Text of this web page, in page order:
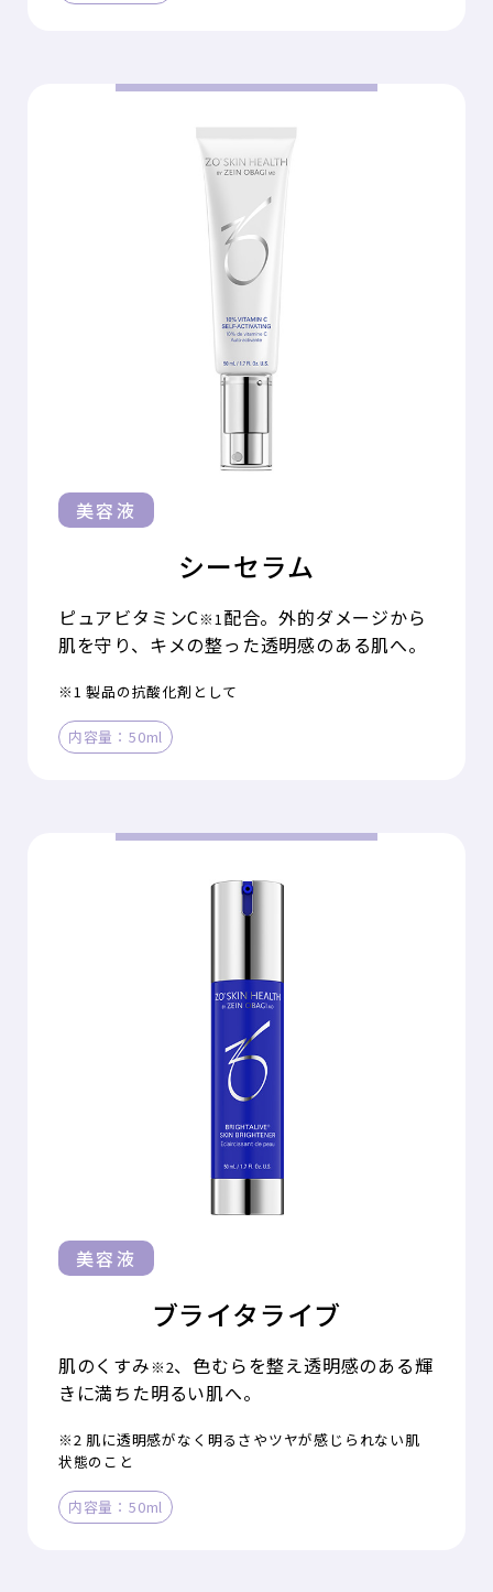
美容液
シーセラム
ピュアビタミンC※1 配合。外的ダメージから
肌を守り、キメの整った透明感のある肌へ。
※1 製品の抗酸化剤として
内容量：50ml
美容液
ブライタライブ
肌のくすみ※2、色むらを整え透明感のある輝
きに満ちた明るい肌へ。
※2 肌に透明感がなく明るさやツヤが感じられない肌
状態のこと
内容量：50ml